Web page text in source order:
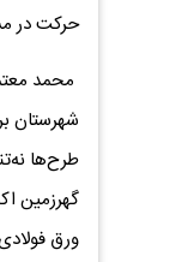
حرکت در
محمد
شهرستان
طرح‌ها
گهرزمین
ورق